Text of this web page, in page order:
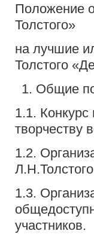
Положение
Толстого»
на лучшие
Толстого
Общие
1.1.
творчеству
1.2.
1.3.
участников.